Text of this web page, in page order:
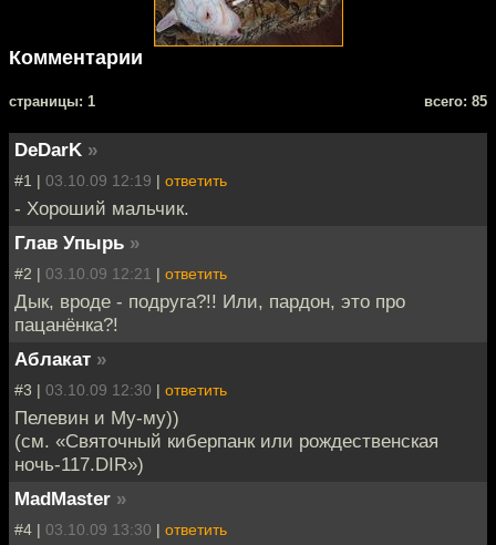
Комментарии
cтраницы: 1 всего: 85
DeDarK »
#1 | 03.10.09 12:19 | ответить
- Хороший мальчик.
Глав Упырь »
#2 | 03.10.09 12:21 | ответить
Дык, вроде - подруга?!! Или, пардон, это про
пацанёнка?!
Аблакат »
#3 | 03.10.09 12:30 | ответить
Пелевин и Му-му))
(см. «Святочный киберпанк или рождественская
ночь-117.DIR»)
MadMaster »
#4 | 03.10.09 13:30 | ответить